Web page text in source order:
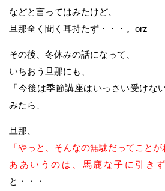
などと言ってはみたけど、
旦那全く聞く耳持たず・・・。orz
その後、冬休みの話になって、
いちおう旦那にも、
「今後は季節講座はいっさい受けな
みたら、
旦那、
「やっと、そんなの無駄だってことが
ああいうのは、馬鹿な子に引き
と・・・